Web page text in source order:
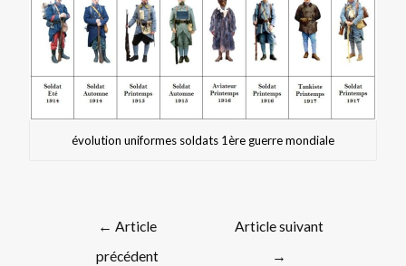
évolution uniformes soldats 1ère guerre mondiale
← Article
précédent
Article suivant
→